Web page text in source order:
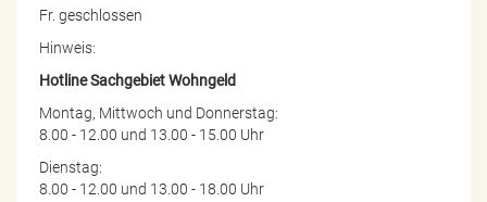
Fr. geschlossen
Hinweis:
Hotline Sachgebiet Wohngeld
Montag, Mittwoch und Donnerstag:
8.00 - 12.00 und 13.00 - 15.00 Uhr
Dienstag:
8.00 - 12.00 und 13.00 - 18.00 Uhr